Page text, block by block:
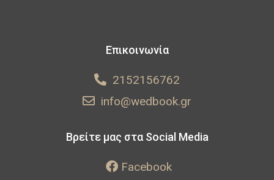
Επικοινωνία
2152156762
info@wedbook.gr
Βρείτε μας στα Social Media
Facebook